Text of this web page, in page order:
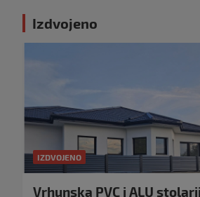
Izdvojeno
IZDVOJENO
Vrhunska PVC i ALU